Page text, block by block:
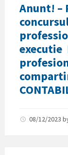
Anunt! –
executie
08/12/2023